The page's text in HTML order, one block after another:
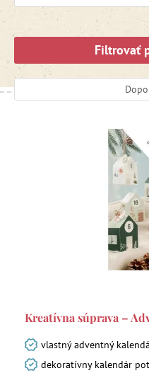
Filtrovať
Kreatívna súprava –
vlastný adventný
dekoratívny kalendár